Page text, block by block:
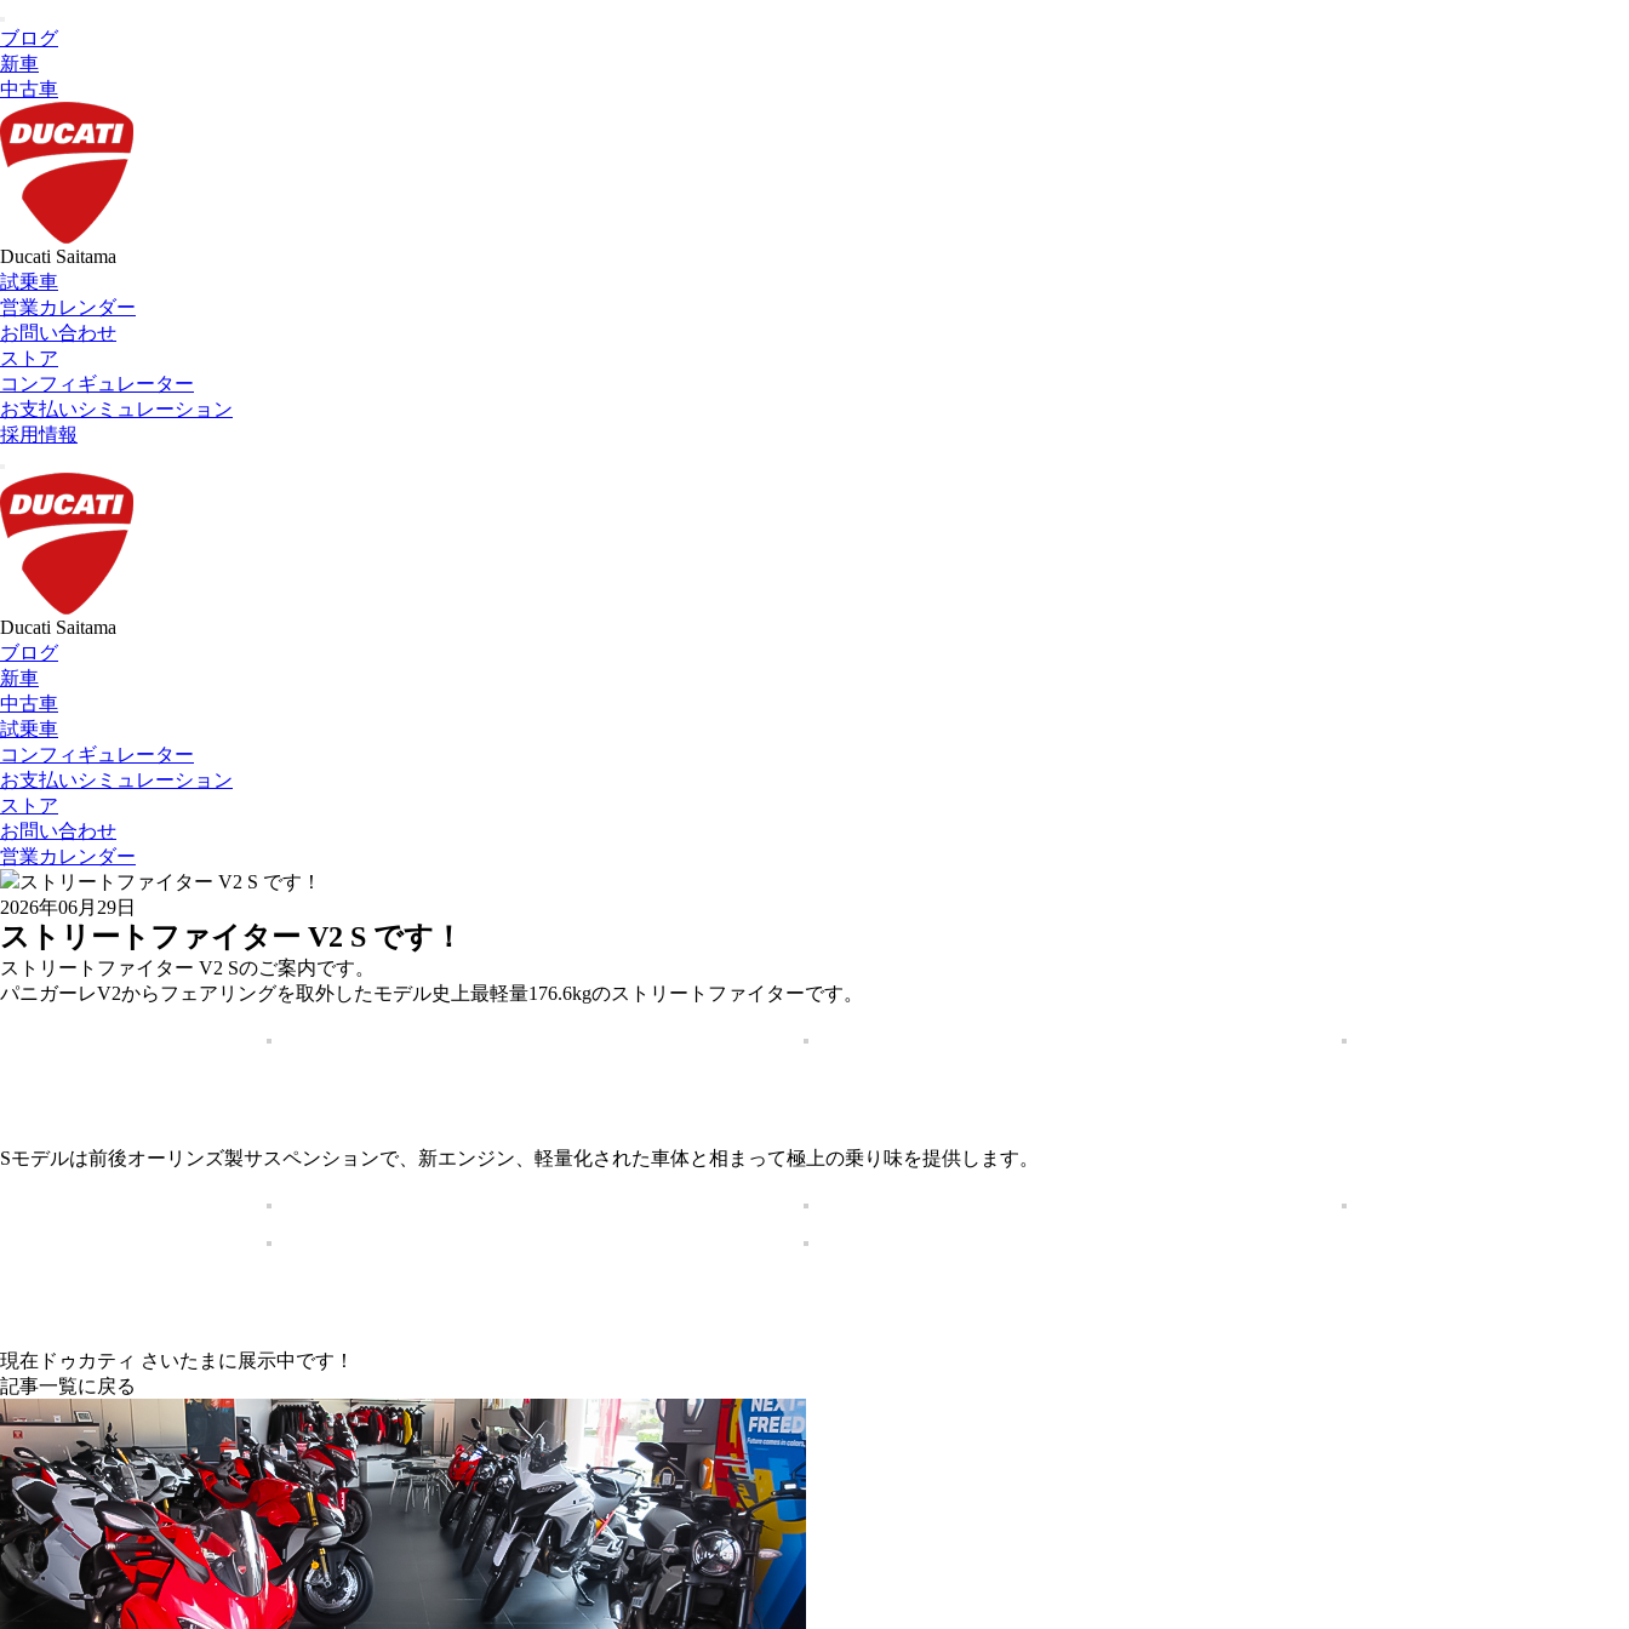
ブログ
新車
中古車
Ducati Saitama
試乗車
営業カレンダー
お問い合わせ
ストア
コンフィギュレーター
お支払いシミュレーション
採用情報
Ducati Saitama
ブログ
新車
中古車
試乗車
コンフィギュレーター
お支払いシミュレーション
ストア
お問い合わせ
営業カレンダー
2026年06月29日
ストリートファイター V2 S です！
ストリートファイター V2 Sのご案内です。
パニガーレV2からフェアリングを取外したモデル史上最軽量176.6kgのストリートファイターです。
Sモデルは前後オーリンズ製サスペンションで、新エンジン、軽量化された車体と相まって極上の乗り味を提供します。
現在ドゥカティ さいたまに展示中です！
記事一覧に戻る